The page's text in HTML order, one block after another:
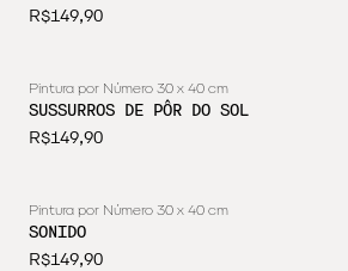
R$149,90
Pintura por Número 30 x 40 cm
SUSSURROS DE PÔR DO SOL
R$149,90
Pintura por Número 30 x 40 cm
SONIDO
R$149,90